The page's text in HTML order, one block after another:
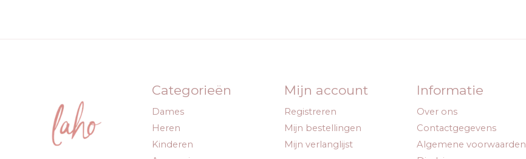
Categorieën
Dames
Heren
Kinderen
Mijn account
Registreren
Mijn bestellingen
Mijn verlanglijst
Informatie
Over ons
Contactgegevens
Algemene voorwaarden